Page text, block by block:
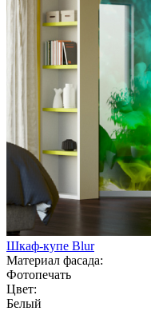
Шкаф-купе Blur
Материал фасада:
Фотопечать
Цвет:
Белый